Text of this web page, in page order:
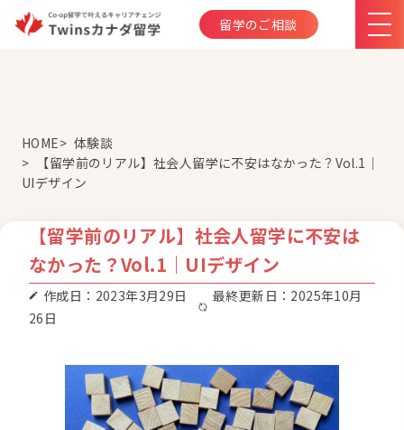
留学のご相談
HOME
体験談
【留学前のリアル】社会人留学に不安はなかった？Vol.1｜
UIデザイン
【留学前のリアル】社会人留学に不安は
なかった？Vol.1｜UIデザイン
作成日：2023年3月29日
最終更新日：2025年10月
26日